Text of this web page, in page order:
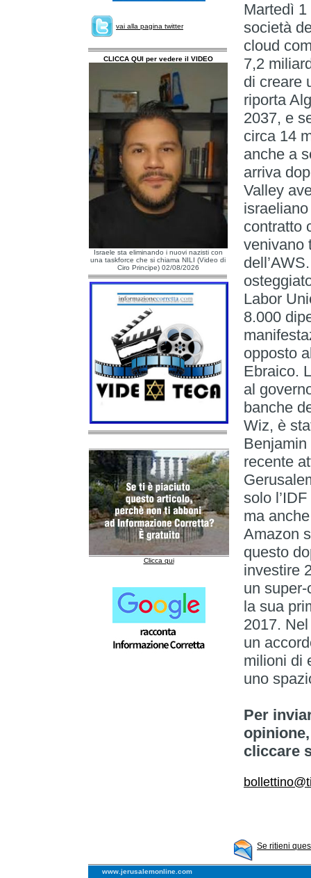
vai alla pagina twitter
CLICCA QUI per vedere il VIDEO
Israele sta eliminando i nuovi nazisti con
una taskforce che si chiama NILI (Video di
Ciro Principe) 02/08/2026
Clicca qui
Martedì 1
società
cloud
7,2
di creare
riporta
2037, e
circa 14
anche a
arriva
Valley
contratto
venivano
Labor
8.000
opposto
Ebraico.
al
banche
Wiz, è
recente
solo
ma
Amazon
questo
investire
un
la sua
2017.
un
milioni di
uno
Per
cliccare
Se ritieni
www.jerusalemonline.com